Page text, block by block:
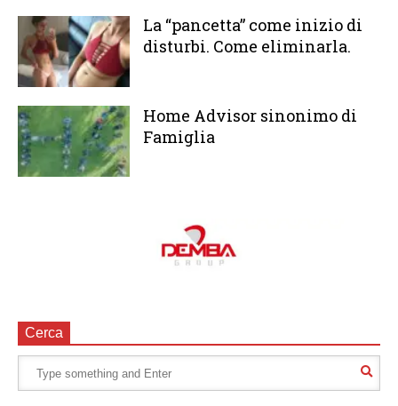
La “pancetta” come inizio di
disturbi. Come eliminarla.
Home Advisor sinonimo di
Famiglia
Cerca